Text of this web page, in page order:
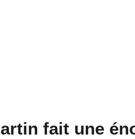
fait une